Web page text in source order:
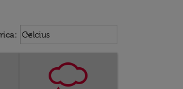
: Weather unit option Celcius
Celcius
keyboard_arrow_down